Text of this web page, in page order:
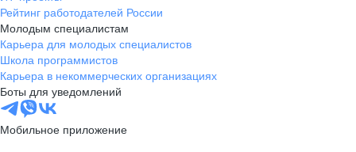
Рейтинг работодателей России
Молодым специалистам
Карьера для молодых специалистов
Школа программистов
Карьера в некоммерческих организациях
Боты для уведомлений
Мобильное приложение